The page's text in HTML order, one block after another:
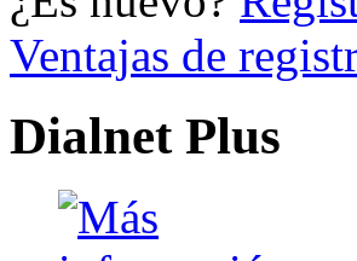
Ventajas de
Dialnet Plus